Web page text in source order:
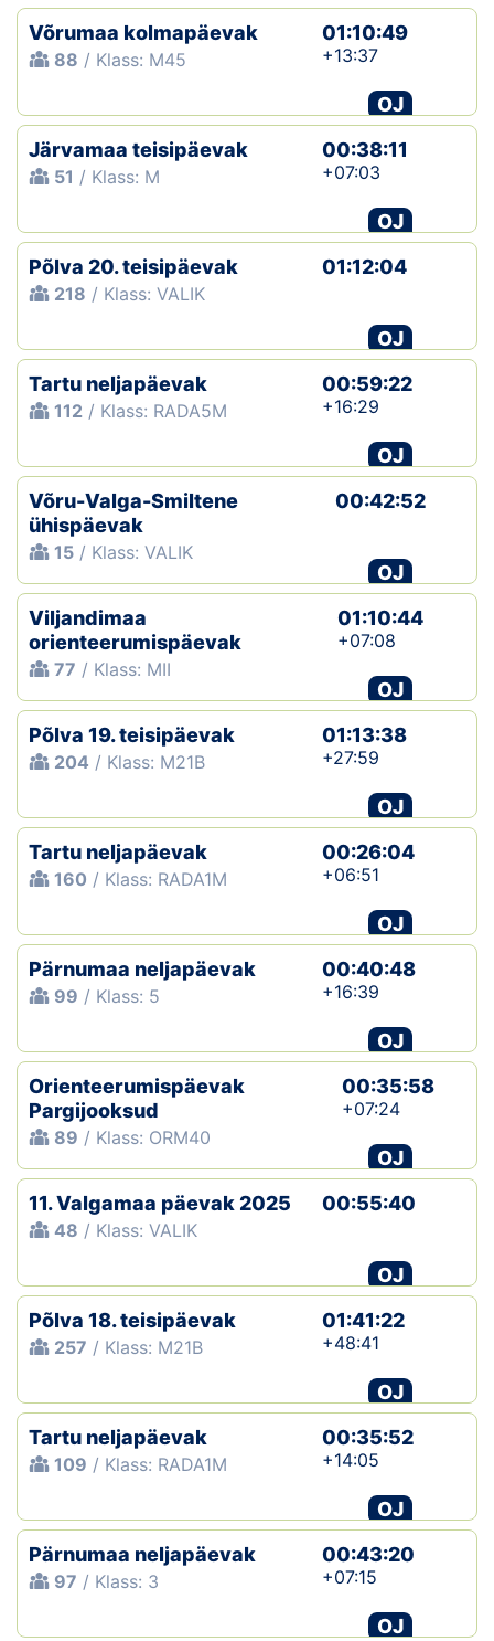
Võrumaa kolmapäevak
88 / Klass: M45
01:10:49
+13:37
OJ
Järvamaa teisipäevak
51 / Klass: M
00:38:11
+07:03
OJ
Põlva 20. teisipäevak
218 / Klass: VALIK
01:12:04
OJ
Tartu neljapäevak
112 / Klass: RADA5M
00:59:22
+16:29
OJ
Võru-Valga-Smiltene
ühispäevak
15 / Klass: VALIK
00:42:52
OJ
Viljandimaa
orienteerumispäevak
77 / Klass: MII
01:10:44
+07:08
OJ
Põlva 19. teisipäevak
204 / Klass: M21B
01:13:38
+27:59
OJ
Tartu neljapäevak
160 / Klass: RADA1M
00:26:04
+06:51
OJ
Pärnumaa neljapäevak
99 / Klass: 5
00:40:48
+16:39
OJ
Orienteerumispäevak
Pargijooksud
89 / Klass: ORM40
00:35:58
+07:24
OJ
11. Valgamaa päevak 2025
48 / Klass: VALIK
00:55:40
OJ
Põlva 18. teisipäevak
257 / Klass: M21B
01:41:22
+48:41
OJ
Tartu neljapäevak
109 / Klass: RADA1M
00:35:52
+14:05
OJ
Pärnumaa neljapäevak
97 / Klass: 3
00:43:20
+07:15
OJ